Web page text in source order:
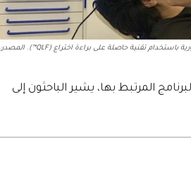
الكاميرا المستخدمة للدراسة تسمى Qraycam Pro. تم تصنيعها بواسطة شركة كورية باستخدام تقنية حاصلة على براءة اختراع (QLF™). المصدر:
المرتبط بها، يشير الباحثون إلى